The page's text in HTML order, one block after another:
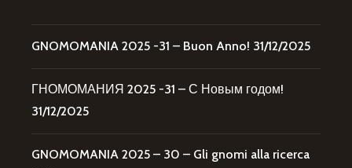
GNOMOMANIA 2025 -31 – Buon Anno! 31/12/2025
ГНОМОМАНИЯ 2025 -31 – С Новым годом!
31/12/2025
GNOMOMANIA 2025 – 30 – Gli gnomi alla ricerca